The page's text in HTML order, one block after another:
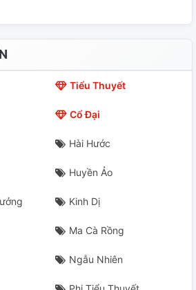
Tiểu Thuyết
Cổ Đại
Hài Hước
Huyền Ảo
Kinh Dị
Ma Cà Rồng
Ngẫu Nhiên